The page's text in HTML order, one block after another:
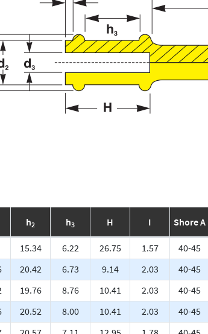
h2 h3 H I Shore A
15.34 6.22 26.75 1.57 40-45
20.42 6.73 9.14 2.03 40-45
19.76 8.76 10.41 2.03 40-45
20.52 8.00 10.41 2.03 40-45